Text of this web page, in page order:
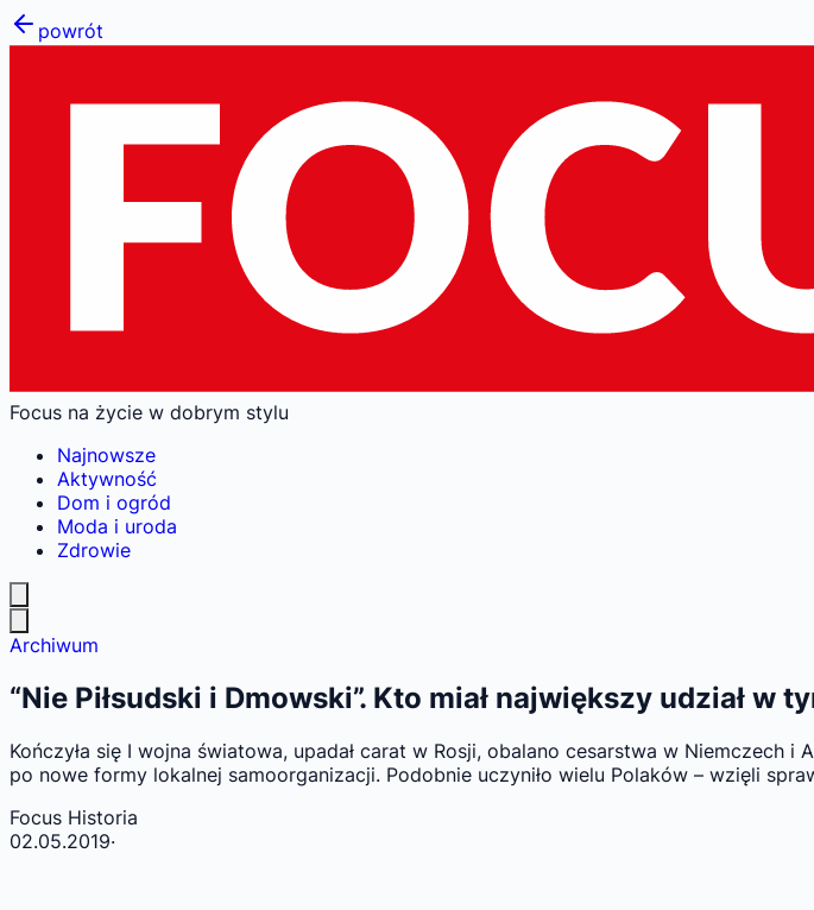
powrót
Focus na życie w dobrym stylu
Najnowsze
Aktywność
Dom i ogród
Moda i uroda
Zdrowie
Archiwum
“Nie Piłsudski i Dmowski”. Kto miał największy udział
Kończyła się I wojna światowa, upadał carat w Rosji, obalano cesarstwa w Niemczech
po nowe formy lokalnej samoorganizacji. Podobnie uczyniło wielu Polaków – wzięli
Focus Historia
02.05.2019·